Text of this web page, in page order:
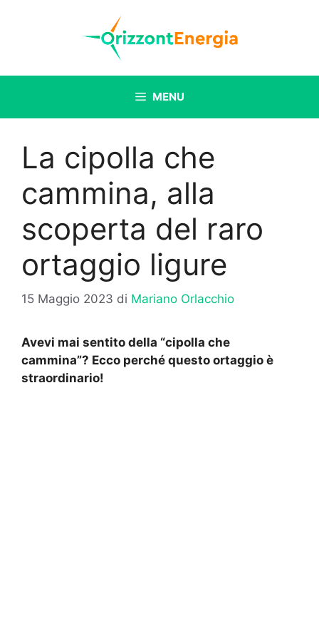
MENU
La cipolla che
cammina, alla
scoperta del raro
ortaggio ligure
15 Maggio 2023 di Mariano Orlacchio
Avevi mai sentito della “cipolla che
cammina”? Ecco perché questo ortaggio è
straordinario!